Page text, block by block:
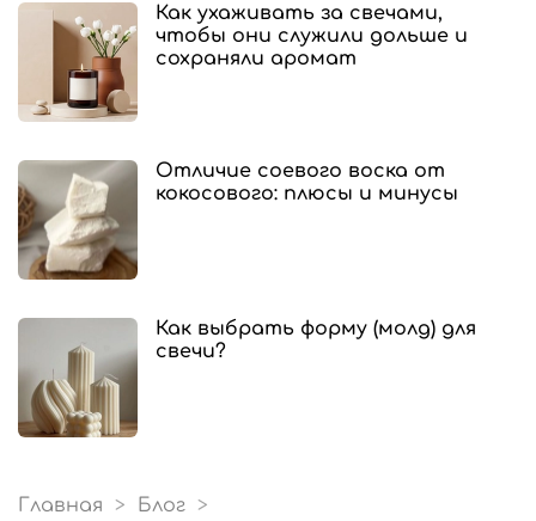
Главная
Блог
Как ухаживать за свечами,
чтобы они служили дольше и
сохраняли аромат
Отличие соевого воска от
кокосового: плюсы и минусы
Как выбрать форму (молд) для
свечи?